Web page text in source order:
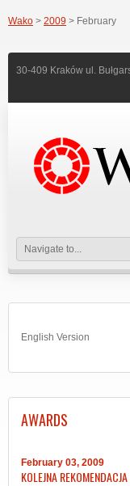
Wako > 2009 > February
30-409 Kraków ul.
English Version
AWARDS
February 03, 2009
KOLEJNA